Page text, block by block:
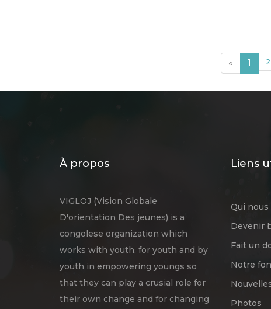
« 1 2
À propos
VIGLOJ (Vision Globale
D'orientation Des jeunes) is a
congolese organization which
works with youth, for youth and by
youth in empowering youngs so
that they can play a crusial role for
their own change and for changing
Liens
Qui nous
Devenir
Fait un
Notre
Photos